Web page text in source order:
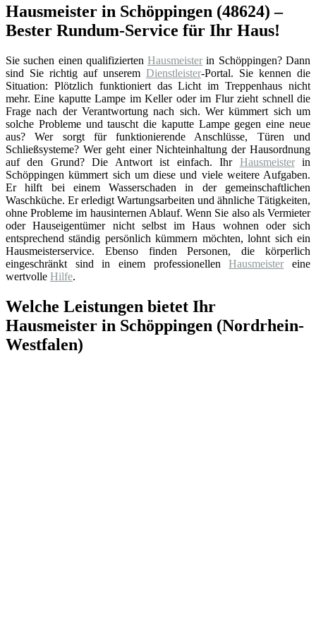
Hausmeister in Schöppingen (48624) –
Bester Rundum-Service für Ihr Haus!
Sie suchen einen qualifiziertenHausmeister in Schöppingen? Dann
sind Sie richtig auf unserem Dienstleister-Portal. Sie kennen die
Situation: Plötzlich funktioniert das Licht im Treppenhaus nicht
mehr. Eine kaputte Lampe im Keller oder im Flur zieht schnell die
Frage nach der Verantwortung nach sich. Wer kümmert sich um
solche Probleme und tauscht die kaputte Lampe gegen eine neue
aus? Wer sorgt für funktionierende Anschlüsse, Türen und
Schließsysteme? Wer geht einer Nichteinhaltung der Hausordnung
auf den Grund? Die Antwort ist einfach. Ihr Hausmeisterin
Schöppingen kümmert sich um diese und viele weitere Aufgaben.
Er hilft bei einem Wasserschaden in der gemeinschaftlichen
Waschküche. Er erledigt Wartungsarbeiten und ähnliche Tätigkeiten,
ohne Probleme im hausinternen Ablauf. Wenn Sie also als Vermieter
oder Hauseigentümer nicht selbst im Haus wohnen oder sich
entsprechend ständig persönlich kümmern möchten, lohnt sich ein
Hausmeisterservice. Ebenso finden Personen, die körperlich
eingeschränkt sind in einem professionellenHausmeister eine
wertvolle Hilfe.
Welche Leistungen bietet Ihr
Hausmeister in Schöppingen (Nordrhein-
Westfalen)